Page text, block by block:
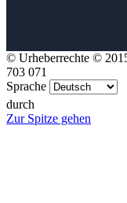
© Urheberrechte ©
703 071
Sprache
durch
Zur Spitze gehen